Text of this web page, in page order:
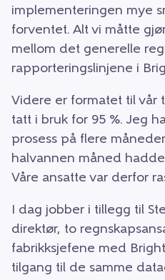
implementeringen mye
forventet. Alt vi måtte
mellom det generelle
rapporteringslinjene i
Videre er formatet til vår
tatt i bruk for 95 %. Jeg
prosess på flere
halvannen måned
Våre ansatte var derfor
I dag jobber i tillegg til
direktør, to
fabrikksjefene med
tilgang til de samme